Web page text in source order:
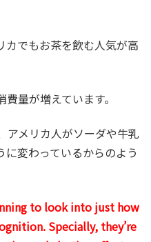
カでもお茶を飲む人気が高
量が増えています。
アメリカ人がソーダや牛乳
変わっているからのよう
to look into just how
Specially, they’re